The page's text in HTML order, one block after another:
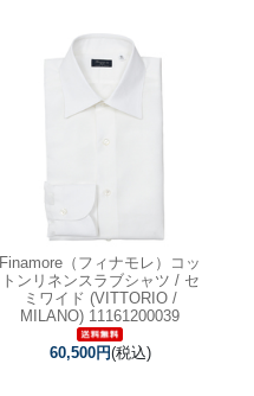
Finamore（フィナモレ）コッ
トンリネンスラブシャツ / セ
ミワイド (VITTORIO /
MILANO) 11161200039
60,500円(税込)